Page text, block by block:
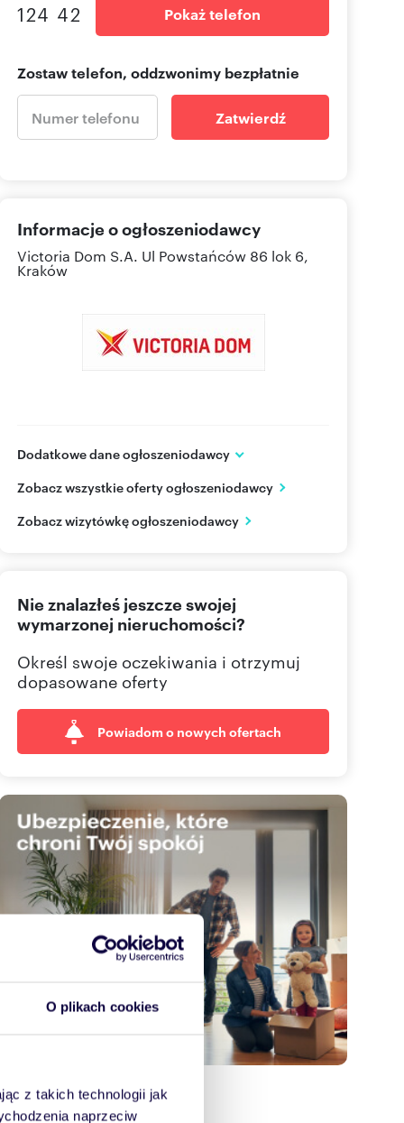
O plikach cookies
z takich technologii jak
naprzeciw
124 42 Pokaż telefon
Zostaw telefon, oddzwonimy bezpłatnie
Zatwierdź
Informacje o ogłoszeniodawcy
Victoria Dom S.A. Ul Powstańców 86 lok 6,
Kraków
Dodatkowe dane ogłoszeniodawcy
ul. Daniszewska 14
mazowieckie
Zobacz wszystkie oferty ogłoszeniodawcy
Zobacz wizytówkę ogłoszeniodawcy
Nie znalazłeś jeszcze swojej
wymarzonej nieruchomości?
Określ swoje oczekiwania i otrzymuj
dopasowane oferty
Powiadom o nowych ofertach